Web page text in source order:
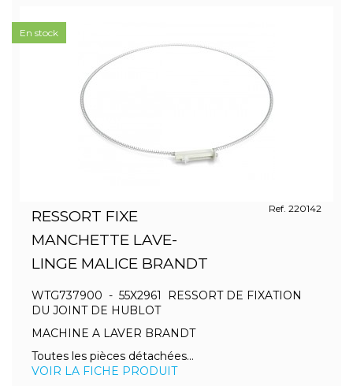
RESSORT FIXE
MANCHETTE LAVE-
LINGE MALICE BRANDT
Ref. 220142
WTG737900 - 55X2961 RESSORT DE FIXATION
DU JOINT DE HUBLOT
MACHINE A LAVER BRANDT
Toutes les pièces détachées...
VOIR LA FICHE PRODUIT
En stock